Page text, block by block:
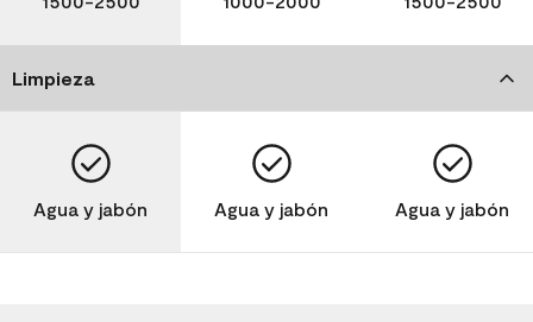
Limpieza
Agua y jabón Agua y jabón Agua y jabón